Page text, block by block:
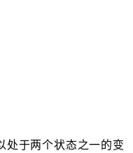
处于两个状态之一的变